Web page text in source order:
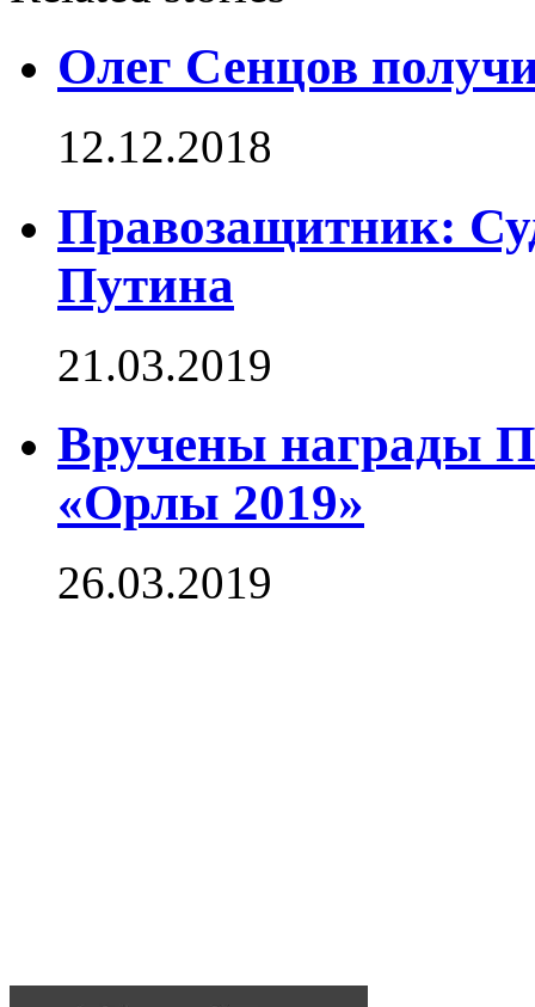
Олег Сенцов
12.12.2018
Правозащитник:
Путина
21.03.2019
Вручены награды
«Орлы 2019»
26.03.2019